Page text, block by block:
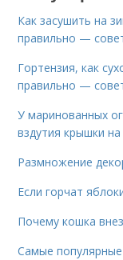
Как засушить на
правильно —
Гортензия, как
правильно —
У маринованных
вздутия крышки на
Размножение
Если горчат
Почему кошка
Самые